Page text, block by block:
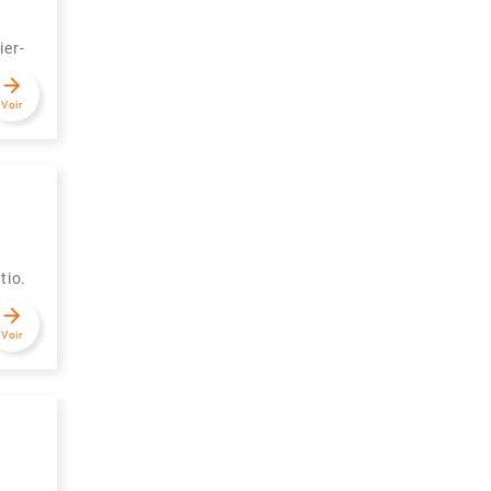
arrow_forward
Voir
arrow_forward
Voir